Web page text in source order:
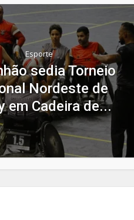
Esporte
sedia Torneio
Nordeste de
em Cadeira de...